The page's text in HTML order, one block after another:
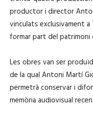
productor i director
vinculats exclusivament a
formar part del patrimoni
Les obres van ser
de la qual Antoni Martí
permetrà conservar i
memòria audiovisual